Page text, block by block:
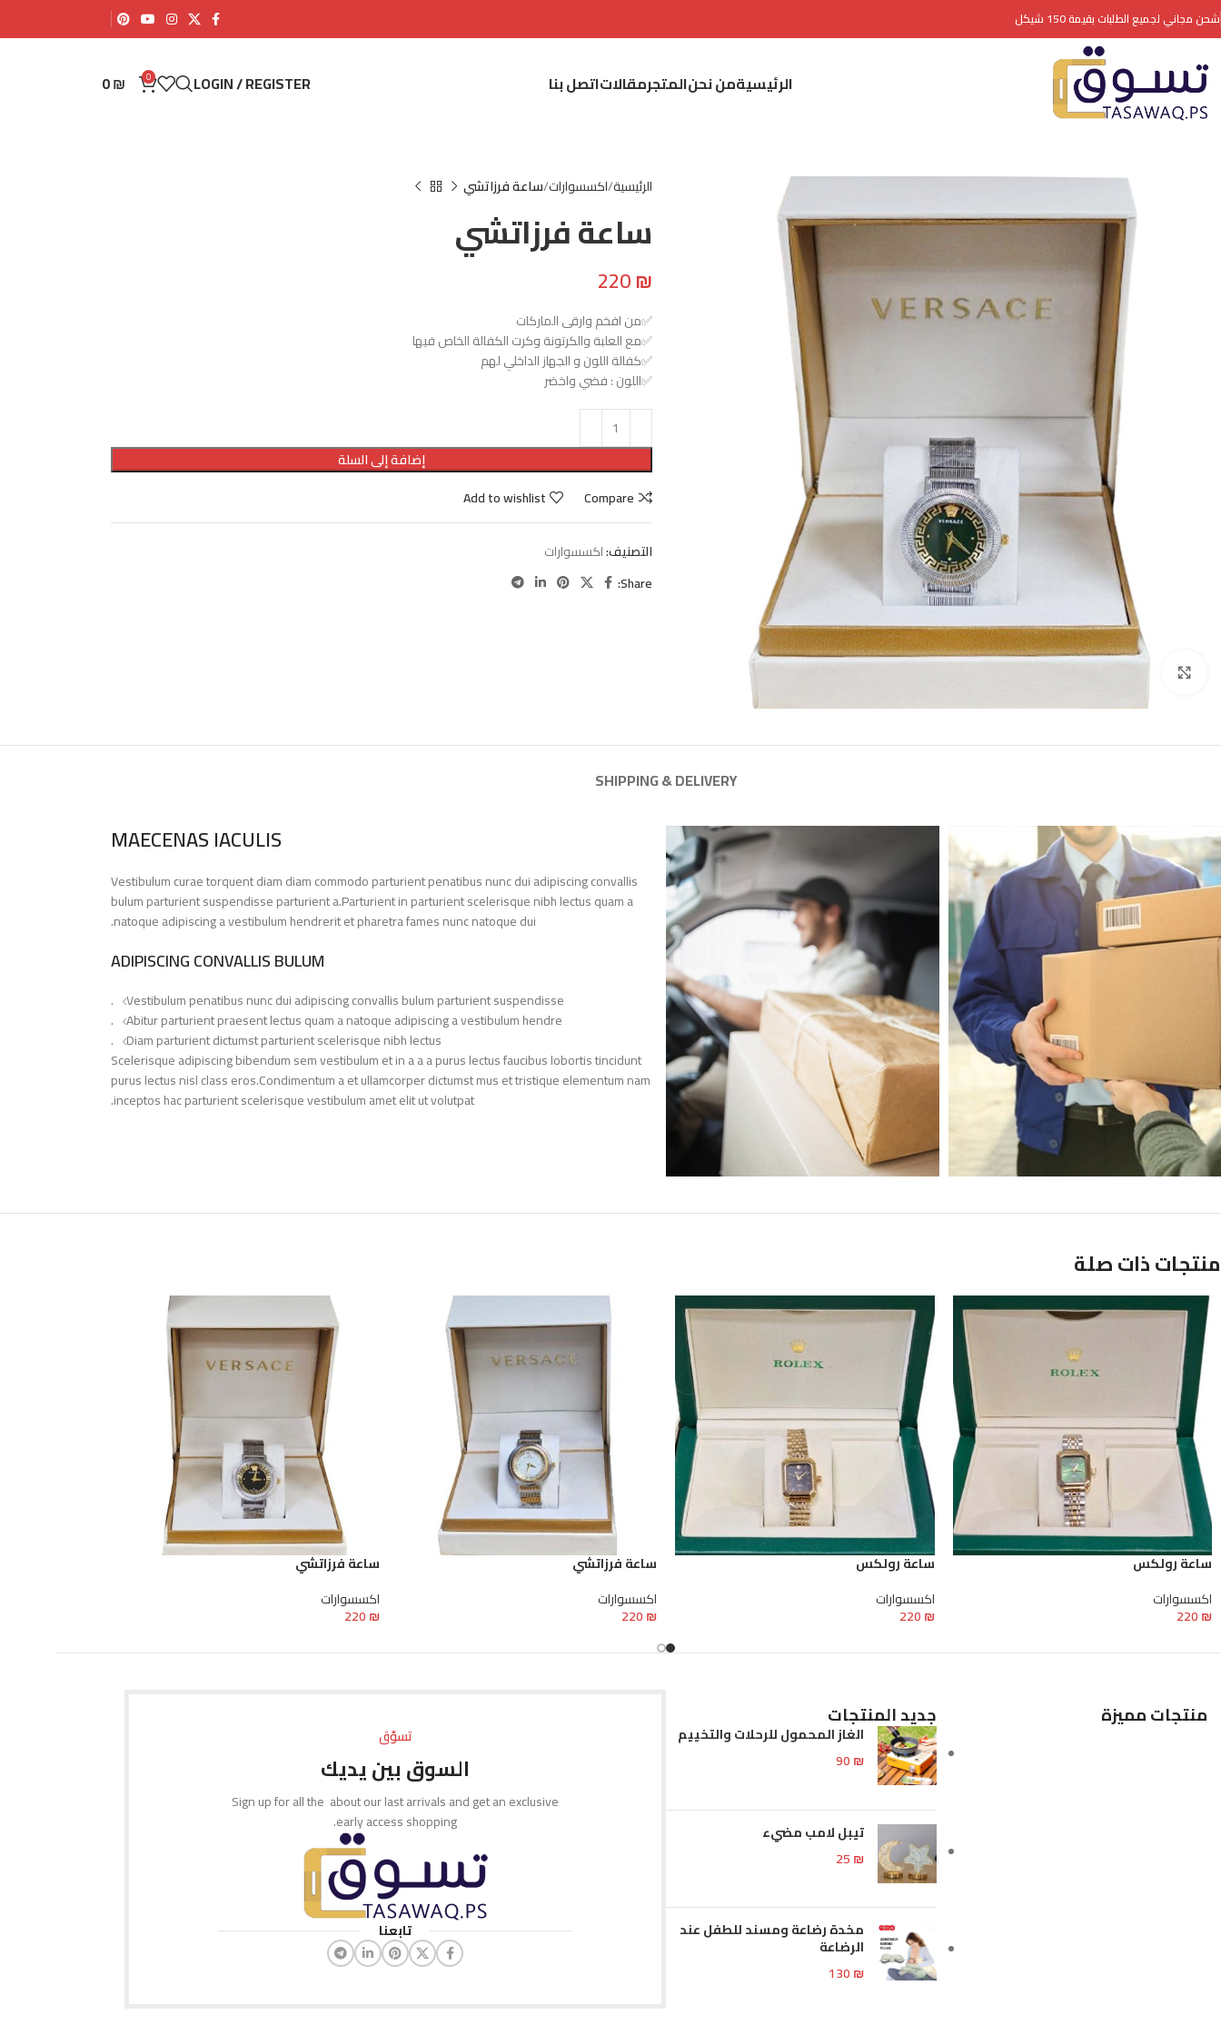
شحن مجاني لجميع الطلبات بقيمة 150 شيكل
الرئيسيةمن نحنالمتجرمقالاتاتصل بنا LOGIN / REGISTER
0
0₪
الرئيسية اكسسوارات ساعة فرزاتشي
ساعة فرزاتشي
220₪
✅من افخم وارقى الماركات
✅مع العلبة والكرتونة وكرت الكفالة الخاص فيها
✅كفالة اللون و الجهاز الداخلي لهم
✅اللون : فضي واخضر
إضافة إلى السلة
Compare
Add to wishlist
التصنيف:اكسسوارات
Share:
SHIPPING & DELIVERY
MAECENAS IACULIS
Vestibulum curae torquent diam diam commodo parturient penatibus nunc dui adipiscing convallis
bulum parturient suspendisse parturient a.Parturient in parturient scelerisque nibh lectus quam a
natoque adipiscing a vestibulum hendrerit et pharetra fames nunc natoque dui.
ADIPISCING CONVALLIS BULUM
Vestibulum penatibus nunc dui adipiscing convallis bulum parturient suspendisse.
Abitur parturient praesent lectus quam a natoque adipiscing a vestibulum hendre.
Diam parturient dictumst parturient scelerisque nibh lectus.
Scelerisque adipiscing bibendum sem vestibulum et in a a a purus lectus faucibus lobortis tincidunt
purus lectus nisl class eros.Condimentum a et ullamcorper dictumst mus et tristique elementum nam
inceptos hac parturient scelerisque vestibulum amet elit ut volutpat.
منتجات ذات صلة
ساعة رولكس
اكسسوارات
220₪
إضافة إلى السلة
ساعة رولكس
اكسسوارات
220₪
إضافة إلى السلة
ساعة فرزاتشي
اكسسوارات
220₪
إضافة إلى السلة
ساعة فرزاتشي
اكسسوارات
220₪
إضافة إلى السلة إضافة إلى السلة
منتجات مميزة جديد المنتجات
الغاز المحمول للرحلات والتخييم
90₪
تيبل لامب مضيء
25₪
مخدة رضاعة ومسند للطفل عند
الرضاعة
130₪
تسوّق
السوق بين يديك
Sign up for all the about our last arrivals and get an exclusive
early access shopping.
تابعنا